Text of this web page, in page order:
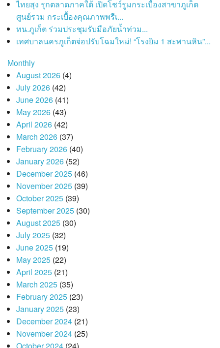
ไทยสุง รุกตลาดภาคใต้ เปิดโชว์รูมกระเบื้องสาขาภูเก็ต
ศูนย์รวม กระเบื้องคุณภาพพรีเ...
ทน.ภูเก็ต ร่วมประชุมรับมือภัยน้ำท่วม...
เทศบาลนครภูเก็ตจ่อปรับโฉมใหม่! “โรงยิม 1 สะพานหิน”...
Monthly
August 2026(4)
July 2026(42)
June 2026(41)
May 2026(43)
April 2026(42)
March 2026(37)
February 2026(40)
January 2026(52)
December 2025(46)
November 2025(39)
October 2025(39)
September 2025(30)
August 2025(30)
July 2025(32)
June 2025(19)
May 2025(22)
April 2025(21)
March 2025(35)
February 2025(23)
January 2025(23)
December 2024(21)
November 2024(25)
October 2024(24)